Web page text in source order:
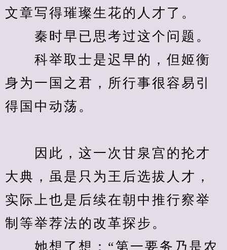
文章写得璀璨生花的人才了。
秦时早已思考过这个问题。
科举取士是迟早的，但姬衡
身为一国之君，所行事很容易引
得国中动荡。
因此，这一次甘泉宫的抡才
大典，虽是只为王后选拔人才，
实际上也是后续在朝中推行察举
制等举荐法的改革探步。
她想了想：“第一要务乃是农